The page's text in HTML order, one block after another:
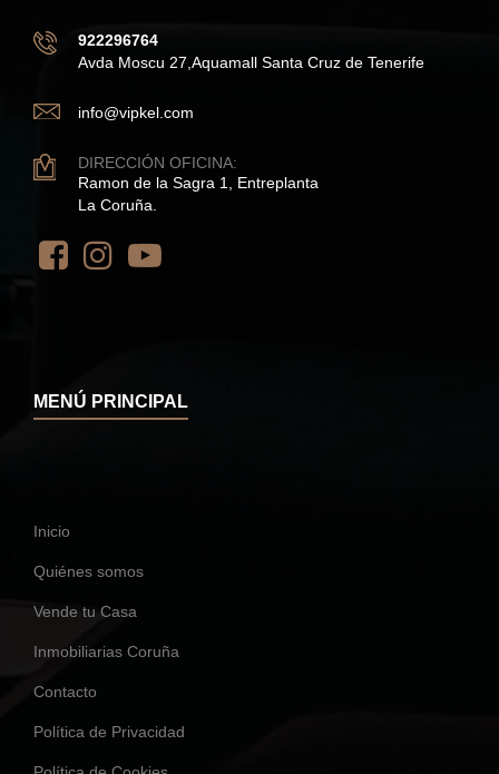
922296764
Avda Moscu 27,Aquamall Santa Cruz de Tenerife
info@vipkel.com
DIRECCIÓN OFICINA:
Ramon de la Sagra 1, Entreplanta
La Coruña.
MENÚ PRINCIPAL
Inicio
Quiénes somos
Vende tu Casa
Inmobiliarias Coruña
Contacto
Política de Privacidad